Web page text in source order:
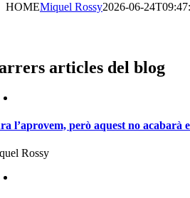
HOMEMiquel Rossy2026-06-
articles del blog
l’aprovem, però aquest no acabarà
Rossy